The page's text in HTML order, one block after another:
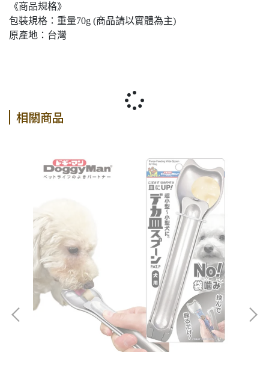
《商品規格》
包裝規格：重量70g (商品請以實體為主)
原產地：台灣
相關商品